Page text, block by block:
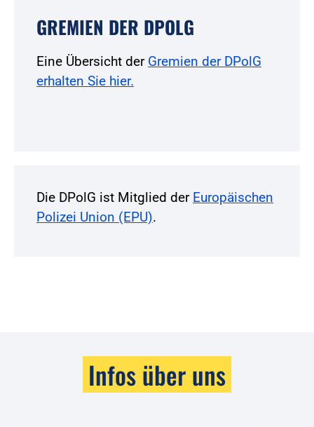
GREMIEN DER DPOLG
Eine Übersicht der Gremien der DPolG
erhalten Sie hier.
Die DPolG ist Mitglied der Europäischen
Polizei Union (EPU).
Infos über uns